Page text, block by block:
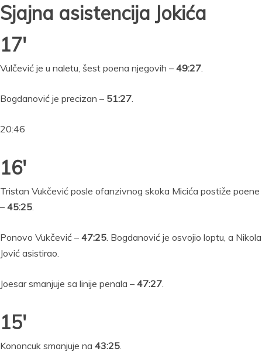
Sjajna asistencija Jokića
17′
Vulčević je u naletu, šest poena njegovih – 49:27.
Bogdanović je precizan – 51:27.
20:46
16′
Tristan Vukčević posle ofanzivnog skoka Micića postiže poene
– 45:25.
Ponovo Vukčević – 47:25. Bogdanović je osvojio loptu, a Nikola
Jović asistirao.
Joesar smanjuje sa linije penala – 47:27.
15′
Kononcuk smanjuje na 43:25.